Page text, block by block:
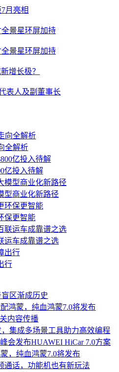
月亮相
景星环屏加持
景星环屏加持
增长极？
表人及副董事长
全解析
亿投入待解
型商业化新路径
保更智能
运车成靠谱之选
行
区渐成历史
鸿蒙，纯血鸿蒙7.0将发布
内容传播
集成多场景工具助力高效编程
会发布HUAWEI HiCar 7.0方案
，纯血鸿蒙7.0将发布
通话，功能机也有新玩法